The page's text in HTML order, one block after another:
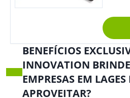
Caneta.
Se
BENEFÍCIOS
INNOVATION
EMPRESAS EM
APROVEITAR?